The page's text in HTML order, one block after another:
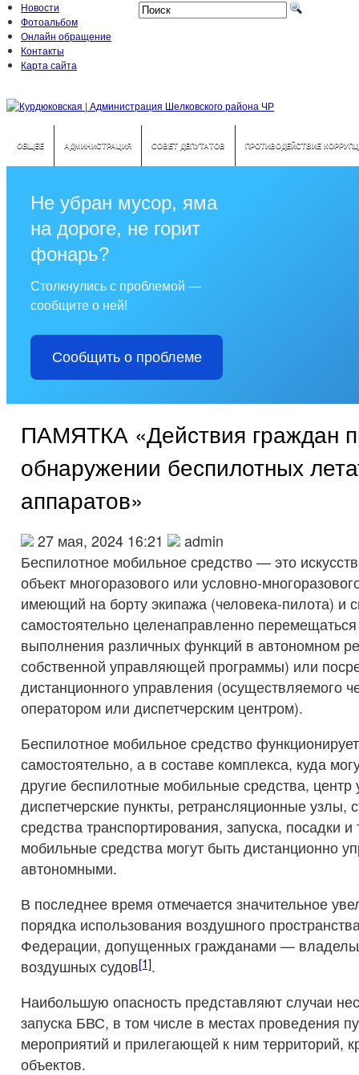
Новости
Фотоальбом
Онлайн обращение
Контакты
Карта сайта
ОБЩЕЕ АДМИНИСТРАЦИЯ СОВЕТ ДЕПУТАТОВ ПРОТИВОДЕЙСТВИЕ
Не убран мусор, яма
на дороге, не горит
фонарь?
Столкнулись с проблемой —
сообщите о ней!
Сообщить о проблеме
ПАМЯТКА «Действия граждан
обнаружении беспилотных
аппаратов»
27 мая, 2024 16:21
admin
Беспилотное мобильное средство — это
объект многоразового или условно-
имеющий на борту экипажа (человека-пилота) и
самостоятельно целенаправленно
выполнения различных функций в автономном
собственной управляющей программы) или
дистанционного управления (осуществляемого
оператором или диспетчерским центром).
Беспилотное мобильное средство
самостоятельно, а в составе комплекса, куда
другие беспилотные мобильные средства, центр
диспетчерские пункты, ретрансляционные узлы,
средства транспортирования, запуска, посадки
мобильные средства могут быть дистанционно
автономными.
В последнее время отмечается значительное
порядка использования воздушного
Федерации, допущенных гражданами —
воздушных судов[1].
Наибольшую опасность представляют случаи
запуска БВС, в том числе в местах проведения
мероприятий и прилегающей к ним территорий,
объектов.